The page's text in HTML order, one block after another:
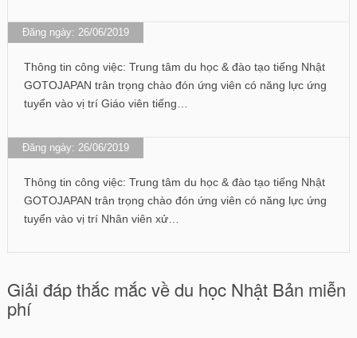
Đăng ngày: 26/06/2019
Thông tin công việc: Trung tâm du học & đào tạo tiếng Nhật
GOTOJAPAN trân trọng chào đón ứng viên có năng lực ứng
tuyển vào vị trí Giáo viên tiếng…
Đăng ngày: 26/06/2019
Thông tin công việc: Trung tâm du học & đào tạo tiếng Nhật
GOTOJAPAN trân trọng chào đón ứng viên có năng lực ứng
tuyển vào vị trí Nhân viên xử…
Giải đáp thắc mắc về du học Nhật Bản miễn
phí